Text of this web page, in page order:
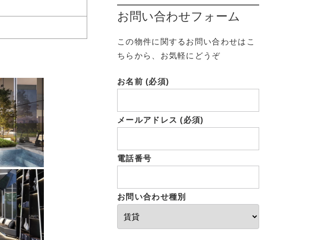
お問い合わせフォーム
この物件に関するお問い合わせはこ
ちらから、お気軽にどうぞ
お名前 (必須)
メールアドレス (必須)
電話番号
お問い合わせ種別